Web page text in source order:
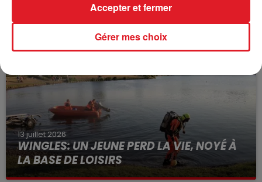
VOLONTAIRE EN COURS, APRÈS LA...
Selon les premiers éléments, le logement servait
à des prostituées
13 juillet 2026
WINGLES: UN JEUNE PERD LA VIE, NOYÉ À
LA BASE DE LOISIRS
La victime a coulé à pic
Gérer mes choix
Accepter et fermer